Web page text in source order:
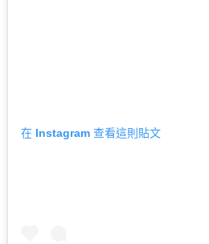
在 Instagram 查看這則貼文